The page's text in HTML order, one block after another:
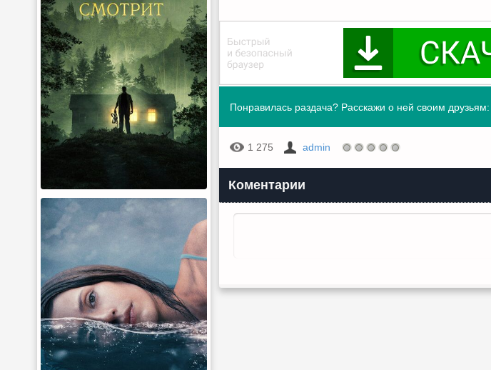
Понравилась раздача? Расскажи о ней своим друзьям:
1 275 admin
Коментарии